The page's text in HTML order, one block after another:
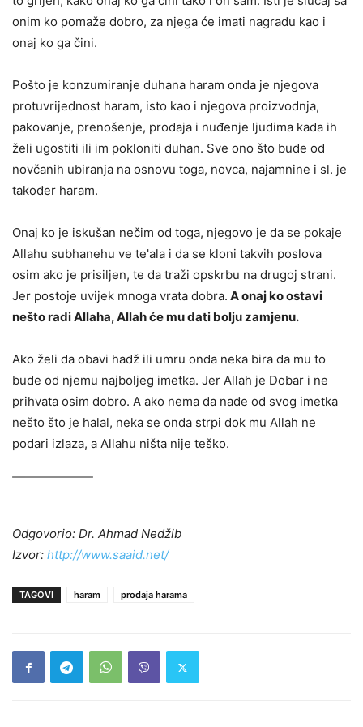
onim ko pomaže dobro, za njega će imati nagradu kao i
onaj ko ga čini.
Pošto je konzumiranje duhana haram onda je njegova
protuvrijednost haram, isto kao i njegova proizvodnja,
pakovanje, prenošenje, prodaja i nuđenje ljudima kada ih
želi ugostiti ili im pokloniti duhan. Sve ono što bude od
novčanih ubiranja na osnovu toga, novca, najamnine i sl. je
također haram.
Onaj ko je iskušan nečim od toga, njegovo je da se pokaje
Allahu subhanehu ve te'ala i da se kloni takvih poslova
osim ako je prisiljen, te da traži opskrbu na drugoj strani.
Jer postoje uvijek mnoga vrata dobra. A onaj ko ostavi
nešto radi Allaha, Allah će mu dati bolju zamjenu.
Ako želi da obavi hadž ili umru onda neka bira da mu to
bude od njemu najboljeg imetka. Jer Allah je Dobar i ne
prihvata osim dobro. A ako nema da nađe od svog imetka
nešto što je halal, neka se onda strpi dok mu Allah ne
podari izlaza, a Allahu ništa nije teško.
Odgovorio: Dr. Ahmad Nedžib
Izvor: http://www.saaid.net/
TAGOVI haram prodaja harama